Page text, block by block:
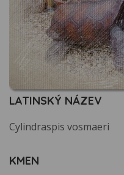
LATINSKÝ NÁZEV
Cylindraspis vosmaeri
KMEN